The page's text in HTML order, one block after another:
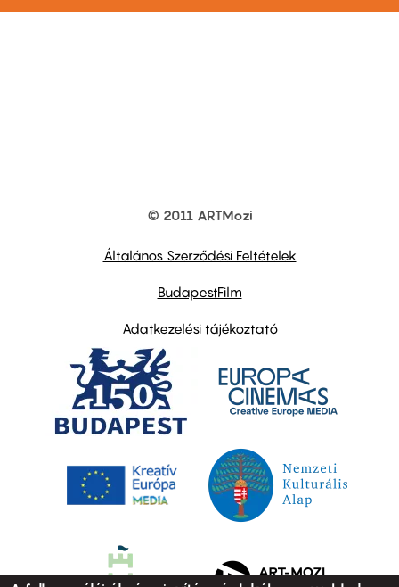
© 2011 ARTMozi
Általános Szerződési Feltételek
BudapestFilm
Adatkezelési tájékoztató